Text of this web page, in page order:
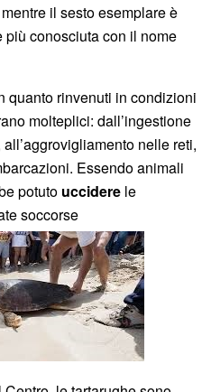
il sesto esemplare è
più conosciuta con il nome
quanto rinvenuti in condizioni
molteplici: dall’ingestione
nelle reti,
Essendo animali
potuto uccidere le
soccorse